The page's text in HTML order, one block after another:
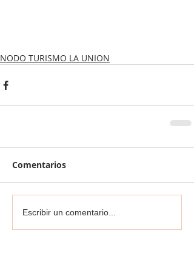
NODO TURISMO LA UNION
Comentarios
Escribir un comentario...